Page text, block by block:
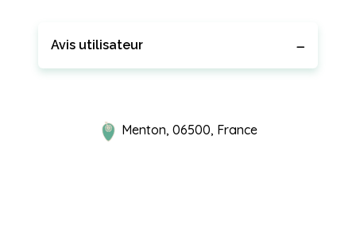
Avis utilisateur
Menton, 06500, France